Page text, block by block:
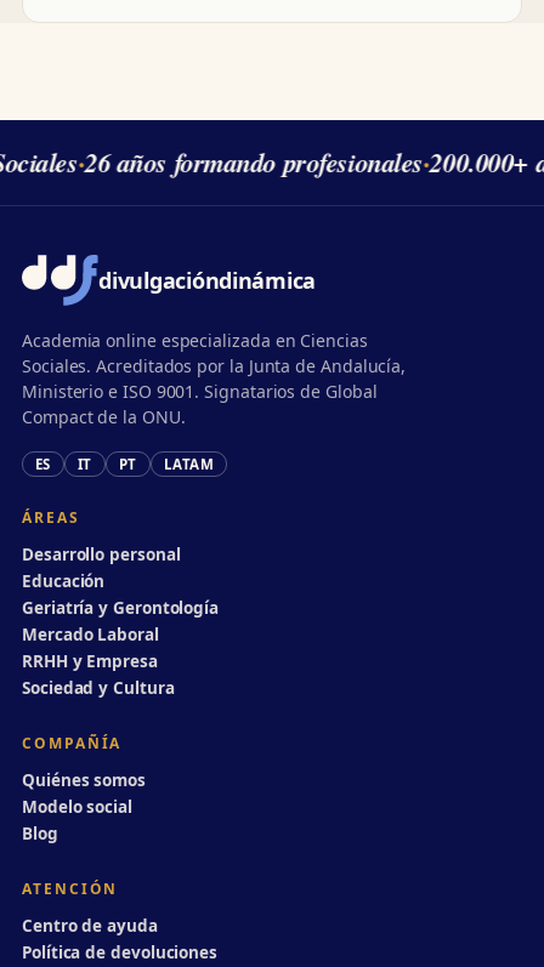
·26 años formando profesionales·200.000+
divulgacióndinámica
Academia online especializada en Ciencias
Sociales. Acreditados por la Junta de Andalucía,
Ministerio e ISO 9001. Signatarios de Global
Compact de la ONU.
ES IT PT LATAM
ÁREAS
Desarrollo personal
Educación
Geriatría y Gerontología
Mercado Laboral
RRHH y Empresa
Sociedad y Cultura
COMPAÑÍA
Quiénes somos
Modelo social
Blog
ATENCIÓN
Centro de ayuda
Política de devoluciones